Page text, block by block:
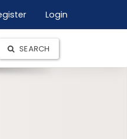
Login
SEARCH